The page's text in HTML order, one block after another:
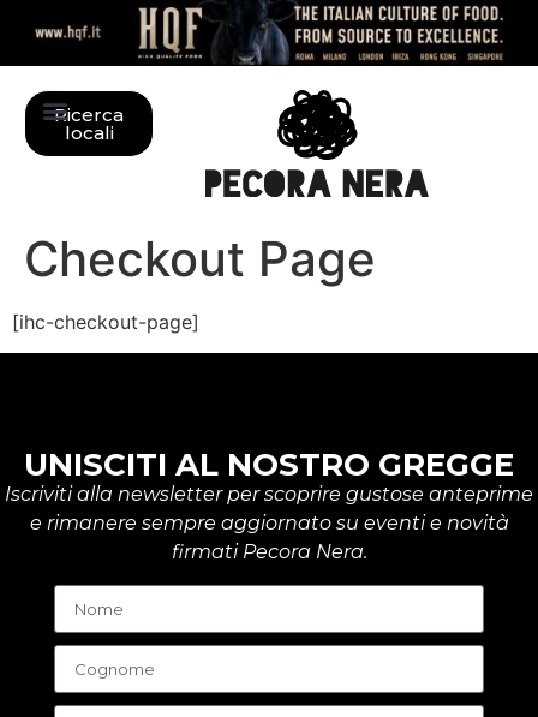
Ricerca
locali
Checkout Page
[ihc-checkout-page]
UNISCITI AL NOSTRO GREGGE
Iscriviti alla newsletter per scoprire gustose anteprime
e rimanere sempre aggiornato su eventi e novità
firmati Pecora Nera.